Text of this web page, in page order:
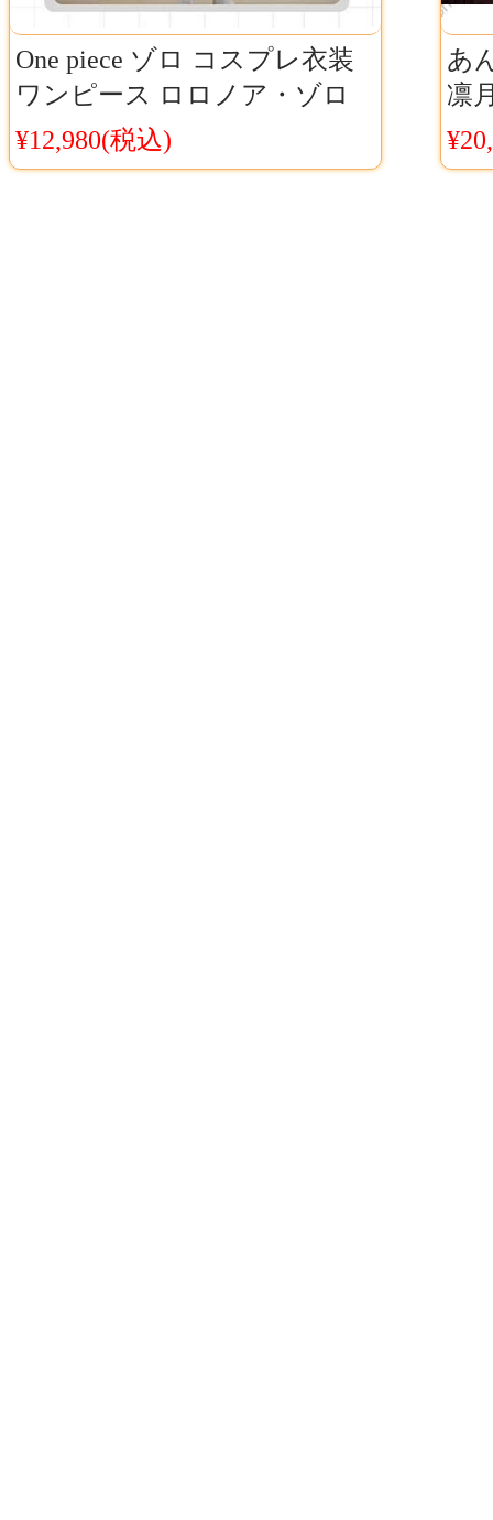
One piece ゾロ コスプレ衣装
ワンピース ロロノア・ゾロ
コスプレ 海賊狩りのゾロ 三刀
流の剣士
¥12,980(税込)
あ
凛
レ
つ